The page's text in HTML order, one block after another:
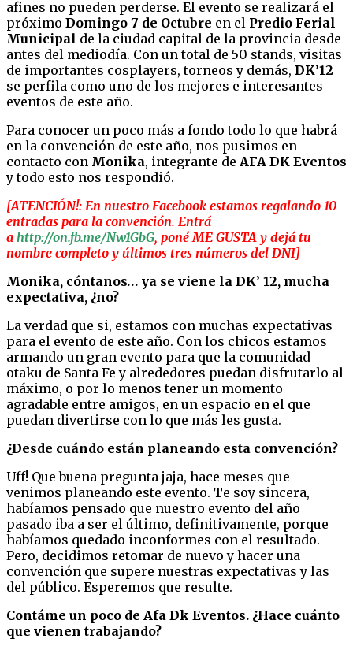
afines no pueden perderse. El evento se realizará el
próximo Domingo 7 de Octubre en el Predio Ferial
Municipal de la ciudad capital de la provincia desde
antes del mediodía. Con un total de 50 stands, visitas
de importantes cosplayers, torneos y demás, DK’12
se perfila como uno de los mejores e interesantes
eventos de este año.
Para conocer un poco más a fondo todo lo que habrá
en la convención de este año, nos pusimos en
contacto con Monika, integrante de AFA DK Eventos
y todo esto nos respondió.
[ATENCIÓN!: En nuestro Facebook estamos regalando 10
entradas para la convención. Entrá
a http://on.fb.me/Nw1GbG, poné ME GUSTA y dejá tu
nombre completo y últimos tres números del DNI]
Monika, cóntanos… ya se viene la DK’ 12, mucha
expectativa, ¿no?
La verdad que si, estamos con muchas expectativas
para el evento de este año. Con los chicos estamos
armando un gran evento para que la comunidad
otaku de Santa Fe y alrededores puedan disfrutarlo al
máximo, o por lo menos tener un momento
agradable entre amigos, en un espacio en el que
puedan divertirse con lo que más les gusta.
¿Desde cuándo están planeando esta convención?
Uff! Que buena pregunta jaja, hace meses que
venimos planeando este evento. Te soy sincera,
habíamos pensado que nuestro evento del año
pasado iba a ser el último, definitivamente, porque
habíamos quedado inconformes con el resultado.
Pero, decidimos retomar de nuevo y hacer una
convención que supere nuestras expectativas y las
del público. Esperemos que resulte.
Contáme un poco de Afa Dk Eventos. ¿Hace cuánto
que vienen trabajando?